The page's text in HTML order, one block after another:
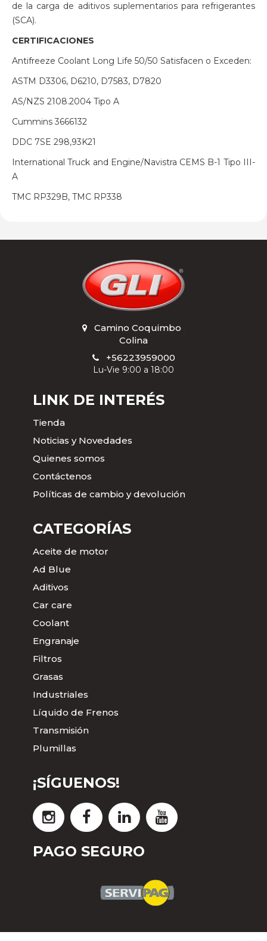
de la carga de aditivos suplementarios para refrigerantes
(SCA).
CERTIFICACIONES
Antifreeze Coolant Long Life 50/50 Satisfacen o Exceden:
ASTM D3306, D6210, D7583, D7820
AS/NZS 2108.2004 Tipo A
Cummins 3666132
DDC 7SE 298,93K21
International Truck and Engine/Navistra CEMS B-1 Tipo III-
A
TMC RP329B, TMC RP338
Camino Coquimbo
Colina
+56223959000
Lu-Vie 9:00 a 18:00
LINK DE INTERÉS
Tienda
Noticias y Novedades
Quienes somos
Contáctenos
Políticas de cambio y devolución
CATEGORÍAS
Aceite de motor
Ad Blue
Aditivos
Car care
Coolant
Engranaje
Filtros
Grasas
Industriales
Líquido de Frenos
Transmisión
Plumillas
¡SÍGUENOS!
PAGO SEGURO